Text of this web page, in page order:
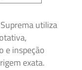
utiliza
e inspeção
exata.